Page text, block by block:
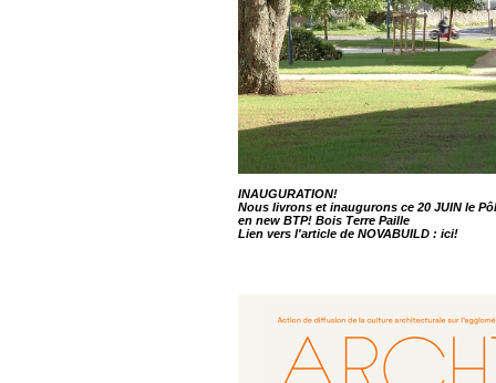
INAUGURATION!
Nous livrons et inaugurons ce 20 JUIN le
en new BTP! Bois Terre Paille
Lien vers l'article de NOVABUILD : ici!